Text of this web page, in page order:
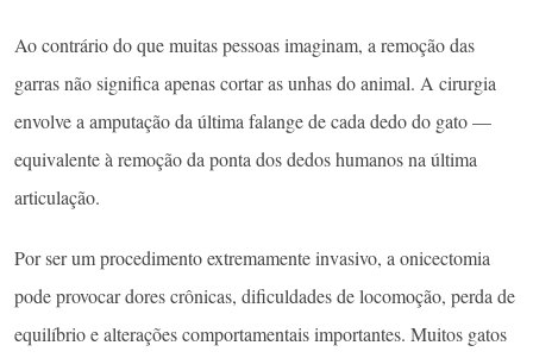
Ao contrário do que muitas pessoas imaginam, a remoção das
garras não significa apenas cortar as unhas do animal. A cirurgia
envolve a amputação da última falange de cada dedo do gato —
equivalente à remoção da ponta dos dedos humanos na última
articulação.
Por ser um procedimento extremamente invasivo, a onicectomia
pode provocar dores crônicas, dificuldades de locomoção, perda de
equilíbrio e alterações comportamentais importantes. Muitos gatos